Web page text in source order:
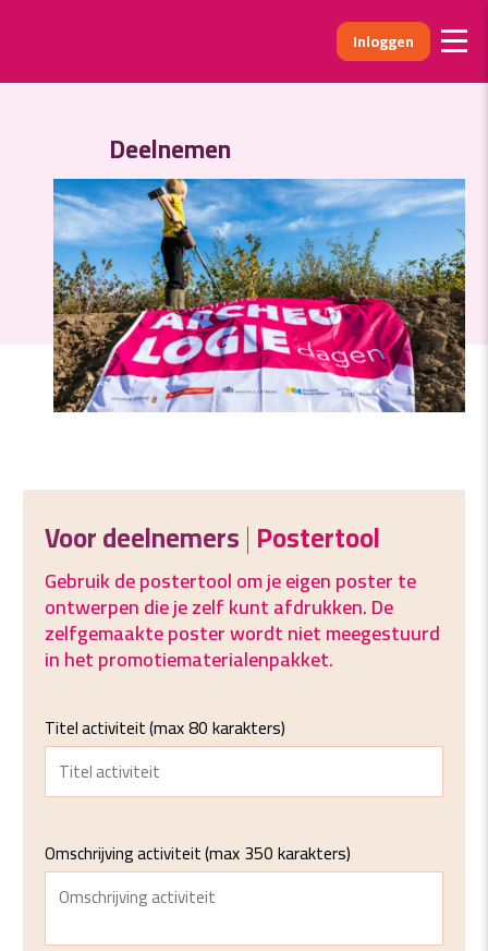
Inloggen
DDeelnemen
Voor deelnemers|Postertool
Gebruik de postertool om je eigen poster te
ontwerpen die je zelf kunt afdrukken. De
zelfgemaakte poster wordt niet meegestuurd
in het promotiematerialenpakket.
Titel activiteit(max 80 karakters)
Omschrijving activiteit(max 350 karakters)